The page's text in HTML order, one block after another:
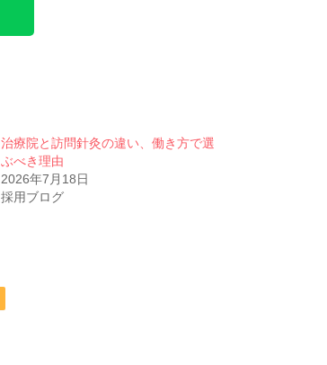
治療院と訪問針灸の違い、働き方で選
ぶべき理由
2026年7月18日
採用ブログ